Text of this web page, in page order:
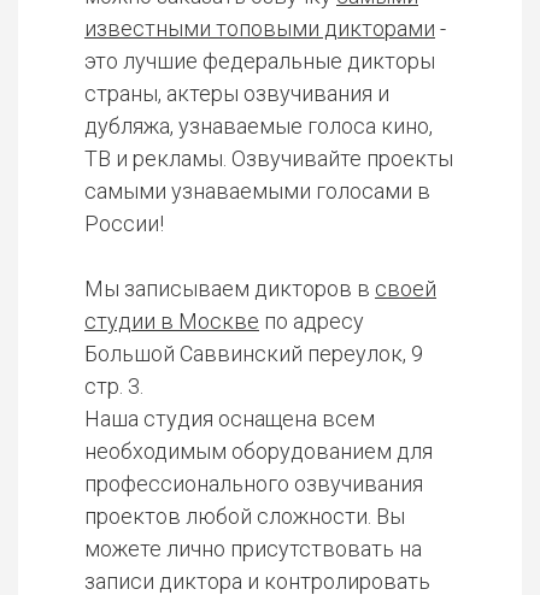
известными топовыми дикторами -
это лучшие федеральные дикторы
страны, актеры озвучивания и
дубляжа, узнаваемые голоса кино,
ТВ и рекламы. Озвучивайте проекты
самыми узнаваемыми голосами в
России!
Мы записываем дикторов в своей
студии в Москве по адресу
Большой Саввинский переулок, 9
стр. 3.
Наша студия оснащена всем
необходимым оборудованием для
профессионального озвучивания
проектов любой сложности. Вы
можете лично присутствовать на
записи диктора и контролировать